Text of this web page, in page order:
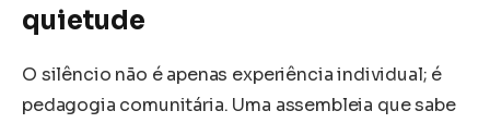
quietude
O silêncio não é apenas experiência individual; é
pedagogia comunitária. Uma assembleia que sabe